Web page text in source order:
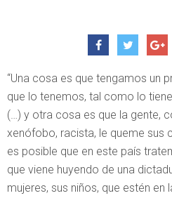
“Una cosa es que tengamos un
que lo tenemos, tal como lo
(…) y otra cosa es que la gente,
xenófobo, racista, le queme sus
es posible que en este país
que viene huyendo de una
mujeres, sus niños, que estén en